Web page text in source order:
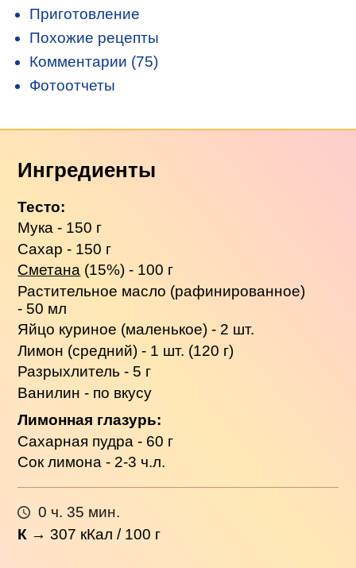
Приготовление
Похожие рецепты
Комментарии (75)
Фотоотчеты
Ингредиенты
Тесто:
Мука - 150 г
Сахар - 150 г
Сметана (15%) - 100 г
Растительное масло (рафинированное)
- 50 мл
Яйцо куриное (маленькое) - 2 шт.
Лимон (средний) - 1 шт. (120 г)
Разрыхлитель - 5 г
Ванилин - по вкусу
Лимонная глазурь:
Сахарная пудра - 60 г
Сок лимона - 2-3 ч.л.
0 ч. 35 мин.
К →307 кКал / 100 г